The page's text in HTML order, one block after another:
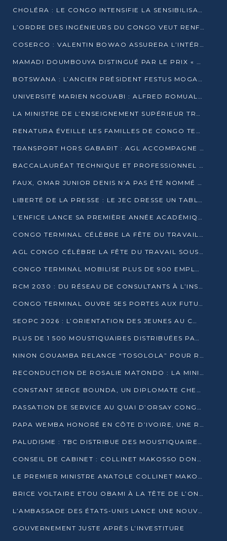
CHOLÉRA : LE CONGO INTENSIFIE LA SENSIBILISATION AU MARCHÉ DE TALANGAÏ
L’ORDRE DES INGÉNIEURS DU CONGO VEUT RENFORCER L’ÉTHIQUE ET LA CRÉDIBILITÉ DE LA PROFESSION
COSERCO : VALENTIN BOWAO ASSURERA L’INTÉRIM À LA TÊTE DU BUREAU EXÉCUTIF NATIONAL
MAMADI DOUMBOUYA DISTINGUÉ PAR LE PRIX « SUPER GRAND BÂTISSEUR BABACAR N’DIAYE »
BOTSWANA : L’ANCIEN PRÉSIDENT FESTUS MOGAE EST MORT À 86 ANS
UNIVERSITÉ MARIEN NGOUABI : ALFRED ROMUALD NGUYA POATY SOUTIENT UNE THÈSE SUR LE PARADOXE DE LA CROISSANCE EN ZONE CEMAC
LA MINISTRE DE L’ENSEIGNEMENT SUPÉRIEUR TRACE SA FEUILLE DE ROUTE
RENATURA ÉVEILLE LES FAMILLES DE CONGO TERMINAL À LA PROTECTION DE L’ENVIRONNEMENT
TRANSPORT HORS GABARIT : AGL ACCOMPAGNE LE DÉVELOPPEMENT DU SECTEUR BRASSICOLE AU CONGO
BACCALAURÉAT TECHNIQUE ET PROFESSIONNEL : 16 352 CANDIDATS LANCÉS DANS LES ÉPREUVES D’EPS
FAUX, OMAR JUNIOR DENIS N’A PAS ÉTÉ NOMMÉ AIDE DE CAMP ADJOINT DE DENIS SASSOU NGUESSO
LIBERTÉ DE LA PRESSE : LE JEC DRESSE UN TABLEAU PRÉOCCUPANT AU CONGO
L’ENFICE LANCE SA PREMIÈRE ANNÉE ACADÉMIQUE AVEC 100 FUTURS ENSEIGNANTS
CONGO TERMINAL CÉLÈBRE LA FÊTE DU TRAVAIL AVEC SES COLLABORATEURS À POINTE-NOIRE
AGL CONGO CÉLÈBRE LA FÊTE DU TRAVAIL SOUS LE SIGNE DE LA COHÉSION
CONGO TERMINAL MOBILISE PLUS DE 900 EMPLOYÉS AUTOUR DE LA SÉCURITÉ AU TRAVAIL
RCM 2030 : DU RÉSEAU DE CONSULTANTS À L’INSTRUMENT DE PUISSANCE EN AFRIQUE FRANCOPHONE
CONGO TERMINAL OUVRE SES PORTES AUX FUTURS INGÉNIEURS AU FORUM DES MÉTIERS D’UCAC-ICAM
SEOPC 2026 : L’ORIENTATION DES JEUNES AU CŒUR DE LA DEUXIÈME ÉDITION
PLUS DE 1 500 MOUSTIQUAIRES DISTRIBUÉES PAR AGL ET CONGO TERMINAL DANS LA LUTTE CONTRE LE PALUDISME
NINON GOUAMBA RELANCE “TOSOLOLA” POUR RENFORCER LE DIALOGUE AVEC LES CITOYENS
RECONDUCTION DE ROSALIE MATONDO : LA MINISTRE PROMET D’ACCÉLÉRER LE TRAITEMENT DES DOSSIERS ET DE RELEVER DE NOUVEAUX DÉFIS
CONSTANT SERGE BOUNDA, UN DIPLOMATE CHEVRONNÉ AUX COMMANDES DES AFFAIRES ÉTRANGÈRES
PASSATION DE SERVICE AU QUAI D’ORSAY CONGOLAIS : GAKOSSO PASSE LE FLAMBEAU À BOUNDA
PAPA WEMBA HONORÉ EN CÔTE D’IVOIRE, UNE RUE PORTE DÉSORMAIS SON NOM
PALUDISME : TBC DISTRIBUE DES MOUSTIQUAIRES DANS DEUX CSI DE BRAZZAVILLE
CONSEIL DE CABINET : COLLINET MAKOSSO DONNE SES DERNIÈRES ORIENTATIONS
LE PREMIER MINISTRE ANATOLE COLLINET MAKOSSO DÉMISSIONNE AVEC SON GOUVERNEMENT
BRICE VOLTAIRE ETOU OBAMI À LA TÊTE DE L’ONEC-C POUR TROIS ANS
L’AMBASSADE DES ÉTATS-UNIS LANCE UNE NOUVELLE COHORTE DU PROGRAMME ACCESS MICRO-SCHOLARSHIP
GOUVERNEMENT JUSTE APRÈS L’INVESTITURE